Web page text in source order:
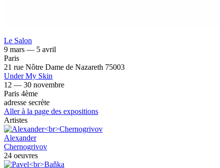
Le Salon
9 mars — 5 avril
Paris
21 rue Nôtre Dame de Nazareth 75003
Under My Skin
12 — 30 novembre
Paris 4ème
adresse secrète
Aller à la page des expositions
Artistes
Alexander
Chernogrivov
24 oeuvres